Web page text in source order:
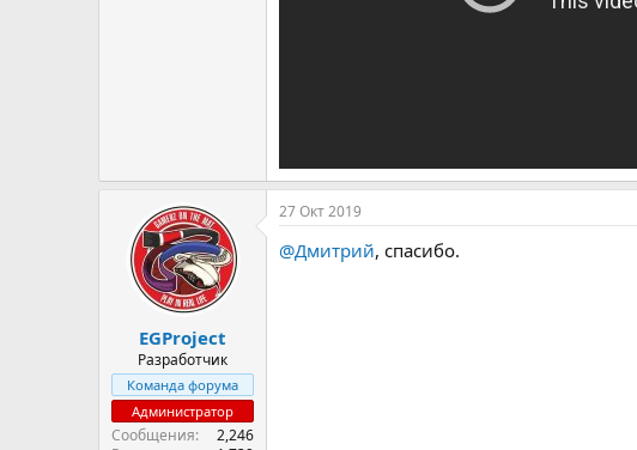
EGProject
Разработчик
Команда форума
Администратор
Сообщения
2,246
27 Окт 2019
@Дмитрий, спасибо.